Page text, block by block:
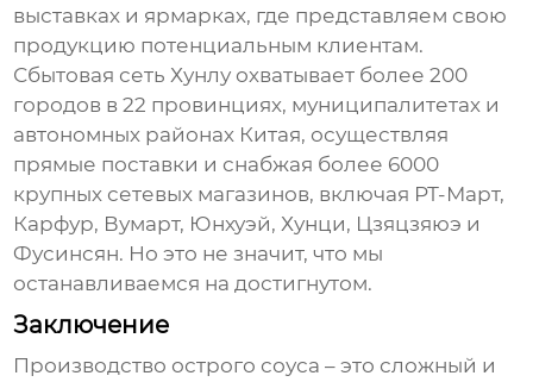
выставках и ярмарках, где представляем свою
продукцию потенциальным клиентам.
Сбытовая сеть Хунлу охватывает более 200
городов в 22 провинциях, муниципалитетах и
автономных районах Китая, осуществляя
прямые поставки и снабжая более 6000
крупных сетевых магазинов, включая РТ-Март,
Карфур, Вумарт, Юнхуэй, Хунци, Цзяцзяюэ и
Фусинсян. Но это не значит, что мы
останавливаемся на достигнутом.
Заключение
Производство острого соуса – это сложный и